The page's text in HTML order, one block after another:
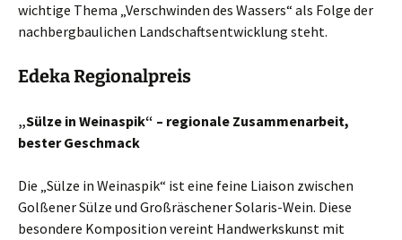
wichtige Thema „Verschwinden des Wassers“ als Folge der
nachbergbaulichen Landschaftsentwicklung steht.
Edeka Regionalpreis
„Sülze in Weinaspik“ – regionale Zusammenarbeit,
bester Geschmack
Die „Sülze in Weinaspik“ ist eine feine Liaison zwischen
Golßener Sülze und Großräschener Solaris-Wein. Diese
besondere Komposition vereint Handwerkskunst mit